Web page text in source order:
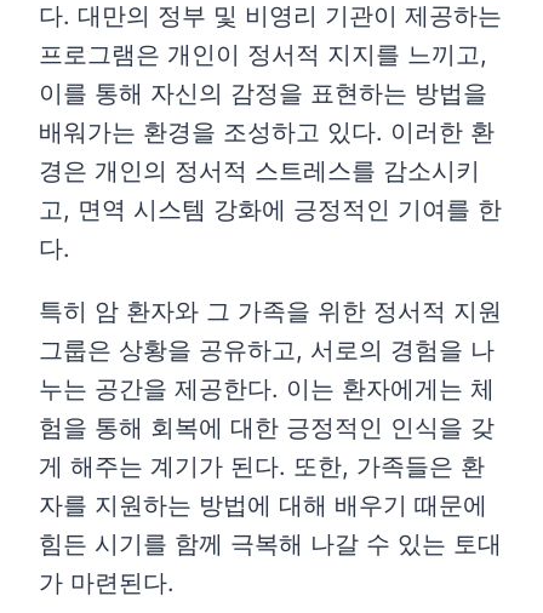
다. 대만의 정부 및 비영리 기관이 제공하는
프로그램은 개인이 정서적 지지를 느끼고,
이를 통해 자신의 감정을 표현하는 방법을
배워가는 환경을 조성하고 있다. 이러한 환
경은 개인의 정서적 스트레스를 감소시키
고, 면역 시스템 강화에 긍정적인 기여를 한
다.
특히 암 환자와 그 가족을 위한 정서적 지원
그룹은 상황을 공유하고, 서로의 경험을 나
누는 공간을 제공한다. 이는 환자에게는 체
험을 통해 회복에 대한 긍정적인 인식을 갖
게 해주는 계기가 된다. 또한, 가족들은 환
자를 지원하는 방법에 대해 배우기 때문에
힘든 시기를 함께 극복해 나갈 수 있는 토대
가 마련된다.